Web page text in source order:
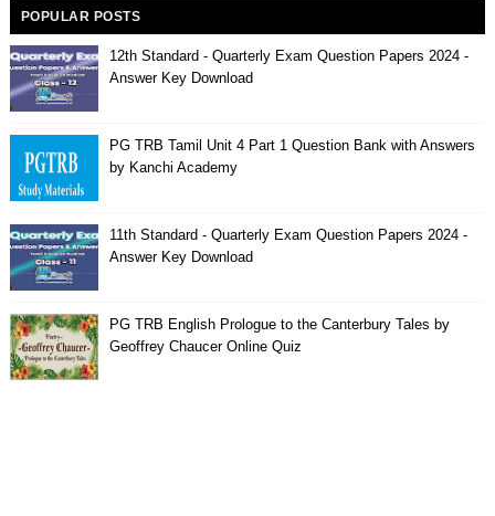
POPULAR POSTS
12th Standard - Quarterly Exam Question Papers 2024 -
Answer Key Download
PG TRB Tamil Unit 4 Part 1 Question Bank with Answers
by Kanchi Academy
11th Standard - Quarterly Exam Question Papers 2024 -
Answer Key Download
PG TRB English Prologue to the Canterbury Tales by
Geoffrey Chaucer Online Quiz